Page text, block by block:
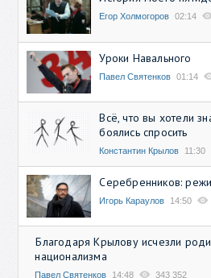
Егор Холмогоров 02:14
Уроки Навального
Павел Святенков 01:14
Всё, что вы хотели
боялись спросить
Константин Крылов 11:30
Серебренников:
Игорь Караулов 14:50
Благодаря Крылову исчезли
национализма
Павел Святенков 14:48 343 352